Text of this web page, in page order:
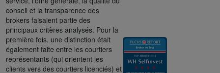
conseil et la transparence des
brokers faisaient partie des
principaux critères analysés. Pour la
première fois, une distinction était
également faite entre les courtiers
représentants (qui orientent les
clients vers des courtiers licenciés) et